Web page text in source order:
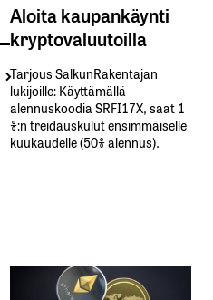
Aloita kaupankäynti
kryptovaluutoilla
Tarjous SalkunRakentajan
lukijoille: Käyttämällä​ ​
alennuskoodia​ ​SRFI17X,​ ​saat​ ​1
%:n treidauskulut​ ​ensimmäiselle​ ​
kuukaudelle​ ​(50%​ ​alennus).